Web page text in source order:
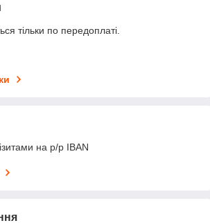
тільки по передоплаті.
на р/р IBAN